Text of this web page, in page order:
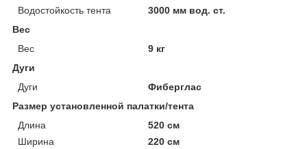
Водостойкость тента
3000 мм вод. ст.
Вес
Вес
9 кг
Дуги
Дуги
Фиберглас
Размер установленной палатки/тента
Длина
520 см
Ширина
220 см